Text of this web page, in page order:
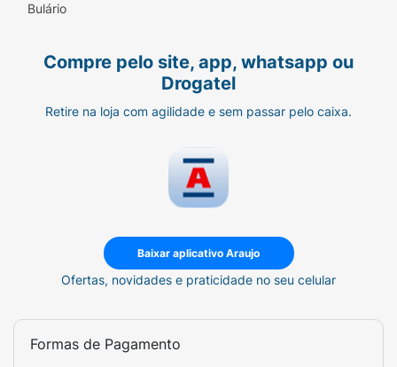
Bulário
Compre pelo site, app, whatsapp ou
Drogatel
Retire na loja com agilidade e sem passar pelo caixa.
Baixar aplicativo Araujo
Ofertas, novidades e praticidade no seu celular
Formas de Pagamento